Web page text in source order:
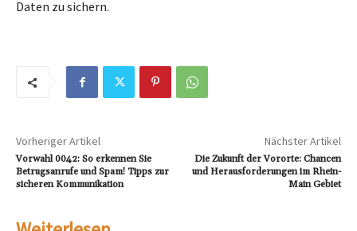
Daten zu sichern.
Vorheriger Artikel
Vorwahl 0042: So erkennen Sie
Betrugsanrufe und Spam! Tipps zur
sicheren Kommunikation
Nächster Artikel
Die Zukunft der Vororte: Chancen
und Herausforderungen im Rhein-
Main Gebiet